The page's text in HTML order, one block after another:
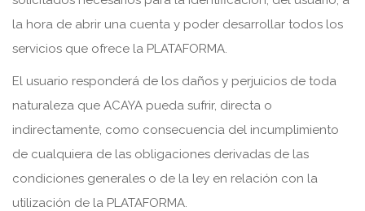
la hora de abrir una cuenta y poder desarrollar todos los
servicios que ofrece la PLATAFORMA.
El usuario responderá de los daños y perjuicios de toda
naturaleza que ACAYA pueda sufrir, directa o
indirectamente, como consecuencia del incumplimiento
de cualquiera de las obligaciones derivadas de las
condiciones generales o de la ley en relación con la
utilización de la PLATAFORMA.